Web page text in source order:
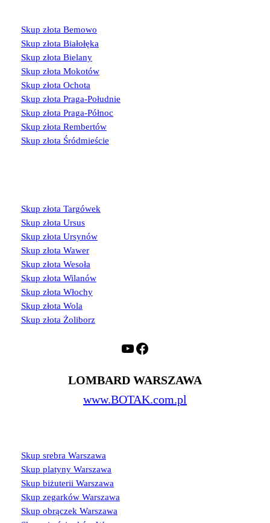
Skup złota Bemowo
Skup złota Białołęka
Skup złota Bielany
Skup złota Mokotów
Skup złota Ochota
Skup złota Praga-Południe
Skup złota Praga-Północ
Skup złota Rembertów
Skup złota Śródmieście
Skup złota Targówek
Skup złota Ursus
Skup złota Ursynów
Skup złota Wawer
Skup złota Wesoła
Skup złota Wilanów
Skup złota Włochy
Skup złota Wola
Skup złota Żoliborz
YouTube Facebook
LOMBARD WARSZAWA
www.BOTAK.com.pl
Skup srebra Warszawa
Skup platyny Warszawa
Skup biżuterii Warszawa
Skup zegarków Warszawa
Skup obrączek Warszawa